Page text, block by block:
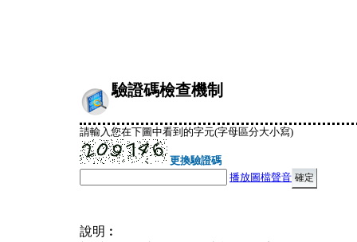
驗證碼檢查機制
請輸入您在下圖中看到的字元(字母區分大小寫)
更換驗證碼
播放圖檔聲音
說明︰